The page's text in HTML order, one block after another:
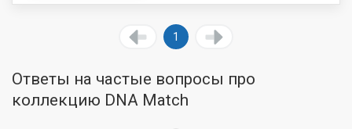
1
Ответы на частые вопросы про
коллекцию DNA Match